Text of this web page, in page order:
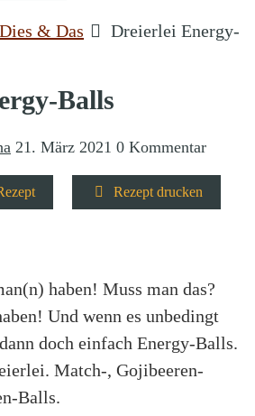
Dies & Das
Dreierlei Energy-
Balls
21. März 2021 0 Kommentar
Rezept drucken
haben! Muss man das?
Und wenn es unbedingt
doch einfach Energy-Balls.
Match-, Gojibeeren-
Balls.